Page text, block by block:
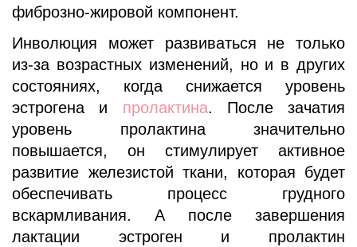
фиброзно-жировой компонент.
Инволюция может развиваться не только
из-за возрастных изменений, но и в других
состояниях, когда снижается уровень
эстрогена и пролактина. После зачатия
уровень пролактина значительно
повышается, он стимулирует активное
развитие железистой ткани, которая будет
обеспечивать процесс грудного
вскармливания. А после завершения
лактации эстроген и пролактин